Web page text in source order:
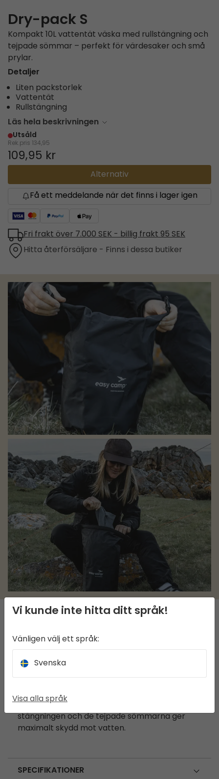
Dry-pack S
Kompakt 10L vattentät väska med rullstängning och
tejpade sömmar – perfekt för värdesaker och små
prylar.
Detaljer
Liten packstorlek
Vattentät
Rullstängning
Läs hela beskrivningen
Utsåld
Rek.pris 134,95
109,95 kr
Alternativ
Få ett meddelande när det finns i lager igen
Fri frakt över 7.000 SEK - billig frakt 95 SEK
Hitta återförsäljare - Finns i dessa butiker
Den vattentäta förvaringspåsen Dry-pack S
erbjuder en kompakt och vattentät
förvaringslösning. Håll dina viktiga saker rena
och torra, eller använd den för att separera
blöta och smutsiga kläder. Den enkla vikbara
stängningen och de tejpade sömmarna ger
maximalt skydd mot vatten.
SPECIFIKATIONER
Vi kunde inte hitta ditt språk!
Vänligen välj ett språk:
Svenska
Visa alla språk